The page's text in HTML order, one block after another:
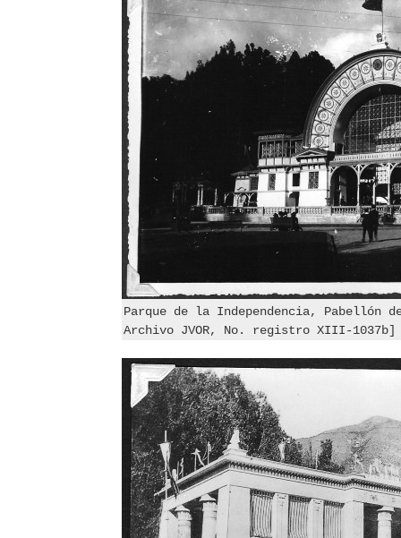
Parque de la Independencia, Pabellón
Archivo JVOR, No. registro XIII-1037b]